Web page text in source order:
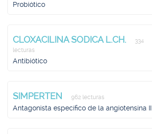
Probiótico
CLOXACILINA SODICA L.CH.
334
lecturas
Antibiótico
SIMPERTEN 962 lecturas
Antagonista específico de la angiotensina II